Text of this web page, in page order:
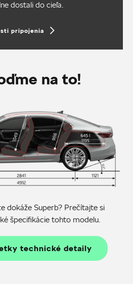
dostali do cieľa.
pripojenia
na to!
dokáže Superb? Prečítajte si
špecifikácie tohto modelu.
technické detaily